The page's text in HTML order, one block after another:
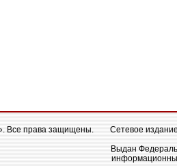
Все права защищены.
Сетевое
Выдан